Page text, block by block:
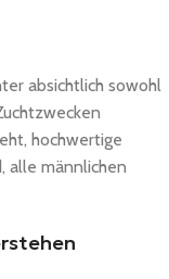
absichtlich sowohl
hochwertige
alle männlichen